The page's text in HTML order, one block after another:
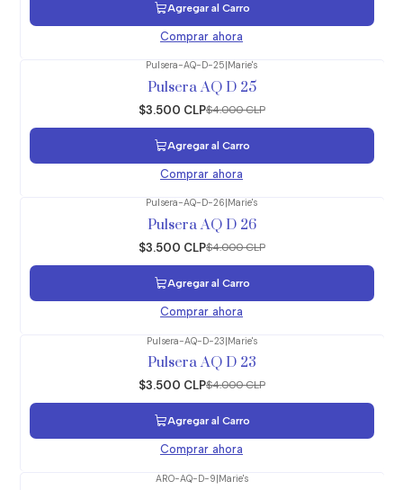
Agregar al Carro
Comprar ahora
Pulsera-AQ-D-25 Marie's
Pulsera AQ D 25
$3.500 CLP$4.000 CLP
Agregar al Carro
Comprar ahora
Pulsera-AQ-D-26 Marie's
Pulsera AQ D 26
$3.500 CLP$4.000 CLP
Agregar al Carro
Comprar ahora
Pulsera-AQ-D-23|Marie's
Pulsera AQ D 23
$3.500 CLP$4.000 CLP
Agregar al Carro
Comprar ahora
ARO-AQ-D-9|Marie's